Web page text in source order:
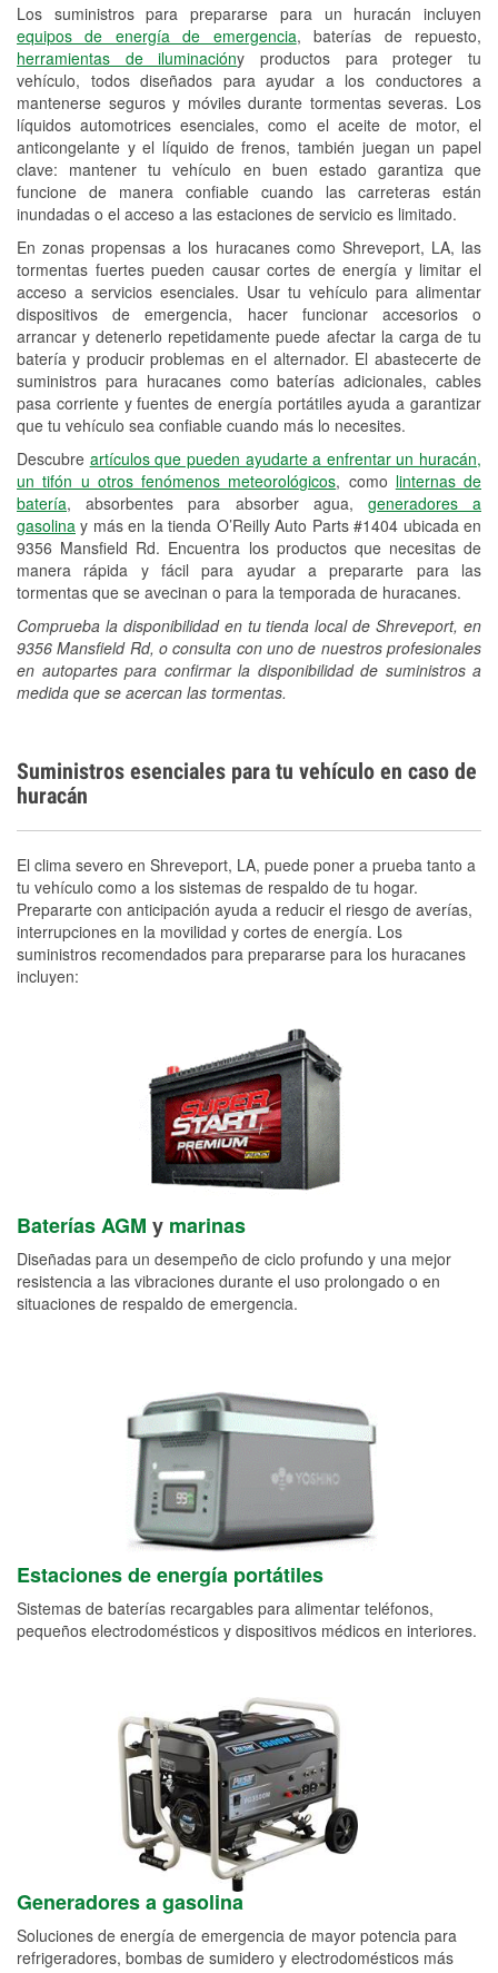
Los suministros para prepararse para un huracán incluyen
equipos de energía de emergencia, baterías de repuesto,
herramientas de iluminacióny productos para proteger tu
vehículo, todos diseñados para ayudar a los conductores a
mantenerse seguros y móviles durante tormentas severas. Los
líquidos automotrices esenciales, como el aceite de motor, el
anticongelante y el líquido de frenos, también juegan un papel
clave: mantener tu vehículo en buen estado garantiza que
funcione de manera confiable cuando las carreteras están
inundadas o el acceso a las estaciones de servicio es limitado.
En zonas propensas a los huracanes como Shreveport, LA, las
tormentas fuertes pueden causar cortes de energía y limitar el
acceso a servicios esenciales. Usar tu vehículo para alimentar
dispositivos de emergencia, hacer funcionar accesorios o
arrancar y detenerlo repetidamente puede afectar la carga de tu
batería y producir problemas en el alternador. El abastecerte de
suministros para huracanes como baterías adicionales, cables
pasa corriente y fuentes de energía portátiles ayuda a garantizar
que tu vehículo sea confiable cuando más lo necesites.
Descubre artículos que pueden ayudarte a enfrentar un huracán,
un tifón u otros fenómenos meteorológicos, como linternas de
batería, absorbentes para absorber agua, generadores a
gasolina y más en la tienda O’Reilly Auto Parts #1404 ubicada en
9356 Mansfield Rd. Encuentra los productos que necesitas de
manera rápida y fácil para ayudar a prepararte para las
tormentas que se avecinan o para la temporada de huracanes.
Comprueba la disponibilidad en tu tienda local de Shreveport, en
9356 Mansfield Rd, o consulta con uno de nuestros profesionales
en autopartes para confirmar la disponibilidad de suministros a
medida que se acercan las tormentas.
Reciclaje de baterías y aceite
Instalación de bombillas de faros
Instalación de limpiaparabrisas
Programa de Préstamo de
Herramientas
Rectificación de tambores y discos de
freno
Mangueras hidráulicas a la medida
Hurricane Supplies
Tornado Supplies
Conoce más
Suministros esenciales para tu vehículo en caso de
huracán
El clima severo en Shreveport, LA, puede poner a prueba tanto a
tu vehículo como a los sistemas de respaldo de tu hogar.
Prepararte con anticipación ayuda a reducir el riesgo de averías,
interrupciones en la movilidad y cortes de energía. Los
suministros recomendados para prepararse para los huracanes
incluyen:
Baterías AGM y marinas
Diseñadas para un desempeño de ciclo profundo y una mejor
resistencia a las vibraciones durante el uso prolongado o en
situaciones de respaldo de emergencia.
Estaciones de energía portátiles
Sistemas de baterías recargables para alimentar teléfonos,
pequeños electrodomésticos y dispositivos médicos en interiores.
Generadores a gasolina
Soluciones de energía de emergencia de mayor potencia para
refrigeradores, bombas de sumidero y electrodomésticos más